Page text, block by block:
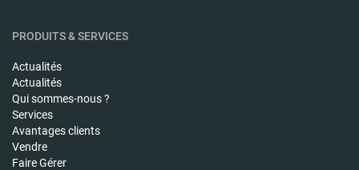
PRODUITS & SERVICES
Actualités
Actualités
Qui sommes-nous ?
Services
Avantages clients
Vendre
Faire Gérer